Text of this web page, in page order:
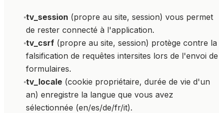
tv_session (propre au site, session) vous permet
de rester connecté à l'application.
tv_csrf (propre au site, session) protège contre la
falsification de requêtes intersites lors de l'envoi de
formulaires.
tv_locale (cookie propriétaire, durée de vie d'un
an) enregistre la langue que vous avez
sélectionnée (en/es/de/fr/it).